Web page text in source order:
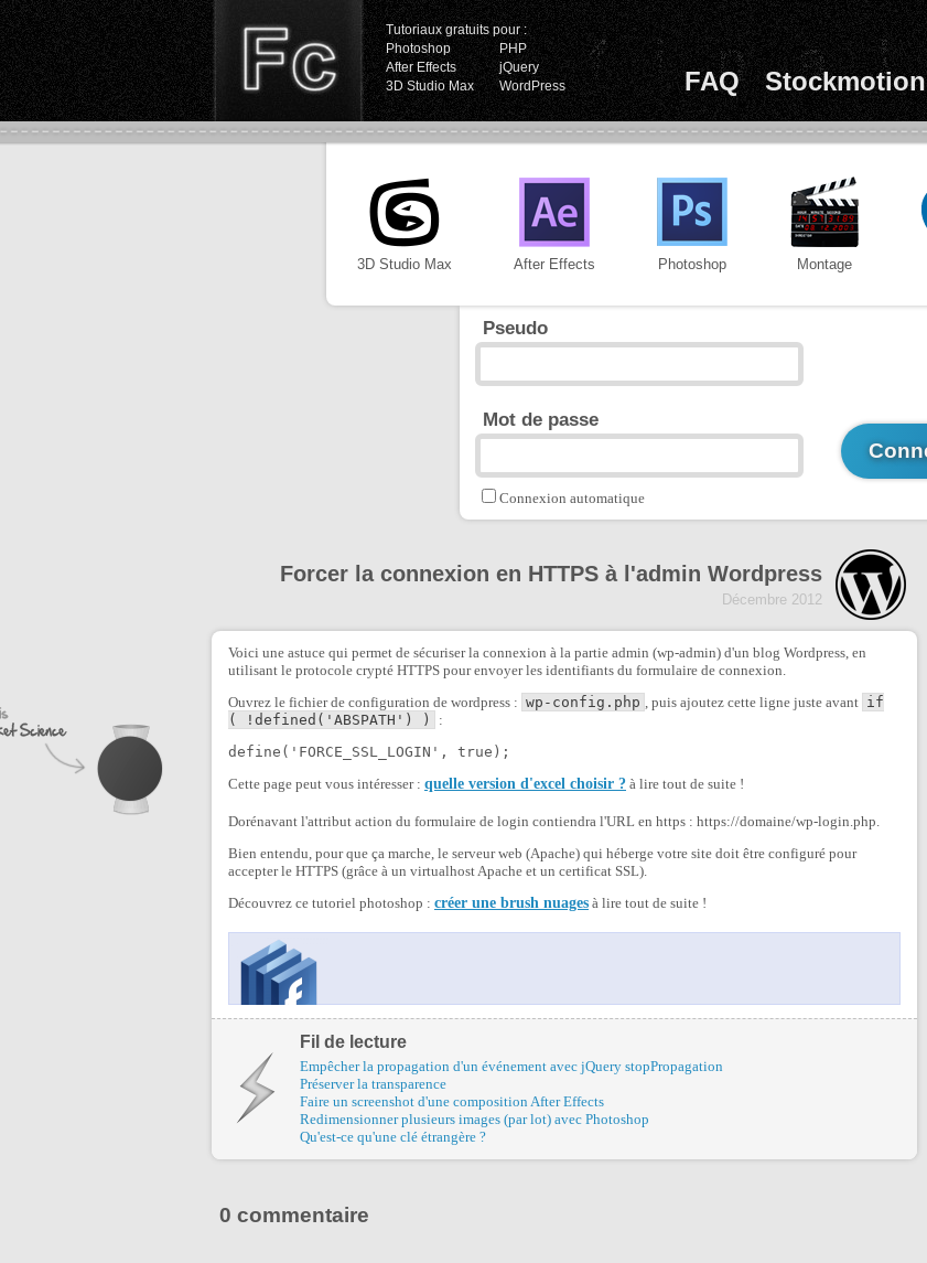
Tutoriaux gratuits pour :
Photoshop
PHP
After Effects
jQuery
3D Studio Max
WordPress FAQ Stockmotion
3D Studio Max After Effects Photoshop Montage
Pseudo
Mot de passe
Connexion automatique
Forcer la connexion en HTTPS à l'admin Wordpress
Décembre 2012
Voici une astuce qui permet de sécuriser la connexion à la partie admin (wp-admin) d'un blog Wordpress, en
utilisant le protocole crypté HTTPS pour envoyer les identifiants du formulaire de connexion.
Ouvrez le fichier de configuration de wordpress : wp-config.php , puis ajoutez cette ligne juste avant if
( !defined('ABSPATH') )
:
define('FORCE_SSL_LOGIN', true);
Cette page peut vous intéresser : quelle version d'excel choisir ? à lire tout de suite !
Dorénavant l'attribut action du formulaire de login contiendra l'URL en https : https://domaine/wp-login.php.
Bien entendu, pour que ça marche, le serveur web (Apache) qui héberge votre site doit être configuré pour
accepter le HTTPS (grâce à un virtualhost Apache et un certificat SSL).
Découvrez ce tutoriel photoshop : créer une brush nuages à lire tout de suite !
Fil de lecture
Empêcher la propagation d'un événement avec jQuery stopPropagation
Préserver la transparence
Faire un screenshot d'une composition After Effects
Redimensionner plusieurs images (par lot) avec Photoshop
Qu'est-ce qu'une clé étrangère ?
0 commentaire